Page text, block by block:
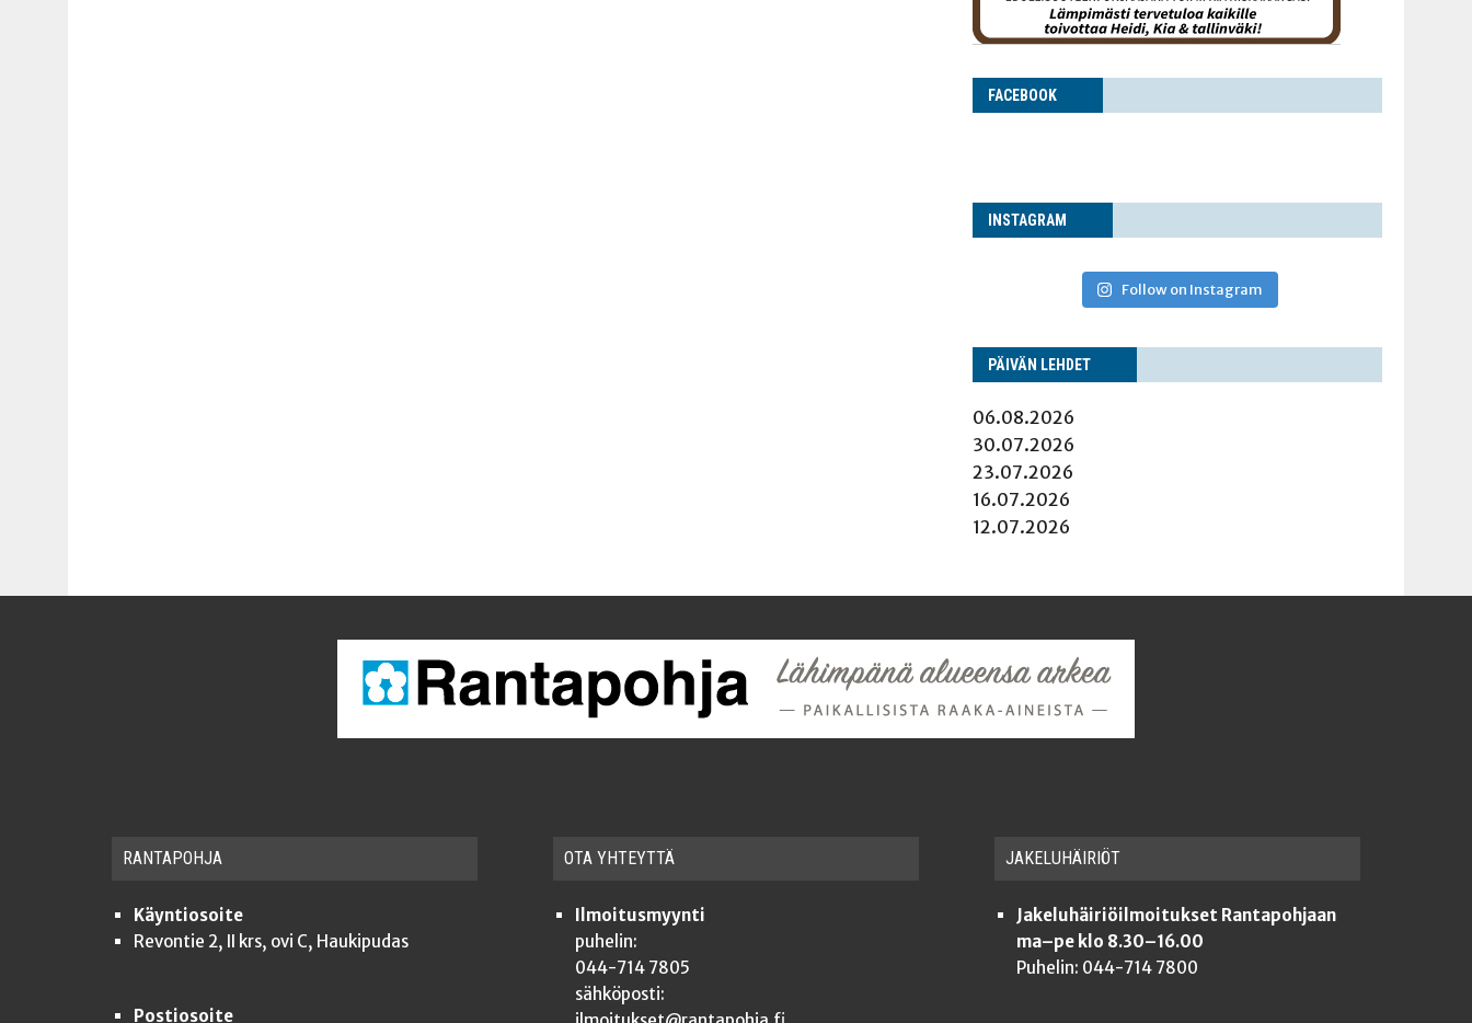
FACE­BOOK
INS­TA­GRAM
Follow on Instagram
PÄI­VÄN LEHDET
06.08.2026
30.07.2026
23.07.2026
16.07.2026
12.07.2026
RAN­TA­POH­JA
Käyntiosoite
Revontie 2, II krs, ovi C, Haukipudas
Postiosoite
OTA YHTEYT­TÄ
Ilmoitusmyynti
puhelin:
044-714 7805
sähköposti:
JAKE­LU­HÄI­RIÖT
Jakeluhäiriöilmoitukset Rantapohjaan
ma–pe klo 8.30–16.00
Puhelin: 044-714 7800